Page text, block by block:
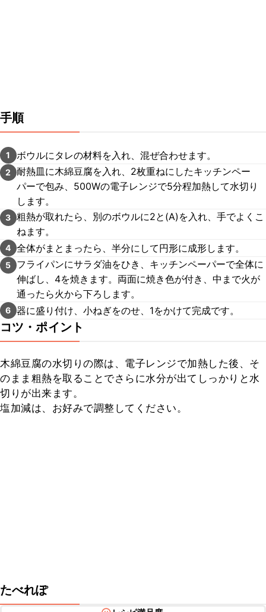
手順
1 ボウルにタレの材料を入れ、混ぜ合わせます。
2
耐熱皿に木綿豆腐を入れ、2枚重ねにしたキッチンペー
パーで包み、500Wの電子レンジで5分程加熱して水切り
します。
3 粗熱が取れたら、別のボウルに2と(A)を入れ、手でよくこ
ねます。
4 全体がまとまったら、半分にして円形に成形します。
5
フライパンにサラダ油をひき、キッチンペーパーで全体に
伸ばし、4を焼きます。両面に焼き色が付き、中まで火が
通ったら火から下ろします。
6 器に盛り付け、小ねぎをのせ、1をかけて完成です。
コツ・ポイント
木綿豆腐の水切りの際は、電子レンジで加熱した後、そ
のまま粗熱を取ることでさらに水分が出てしっかりと水
切りが出来ます。
塩加減は、お好みで調整してください。
たべれぽ